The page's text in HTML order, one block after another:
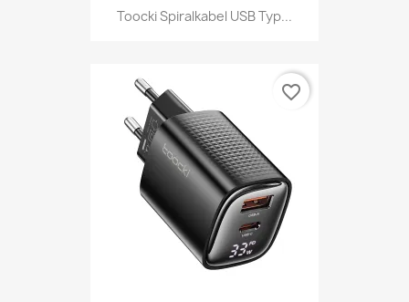
Toocki Spiralkabel USB Typ...
favorite_border